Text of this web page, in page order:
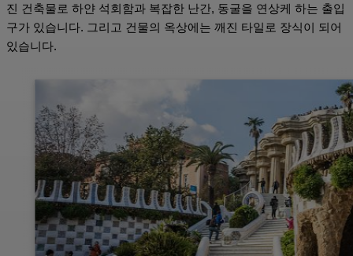
진 건축물로 하얀 석회함과 복잡한 난간, 동굴을 연상케 하는 출입
구가 있습니다. 그리고 건물의 옥상에는 깨진 타일로 장식이 되어
있습니다.